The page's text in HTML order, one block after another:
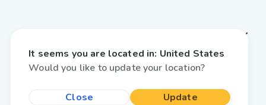
Useful links
It seems you are located in: United States
Would you like to update your location?
Close Update